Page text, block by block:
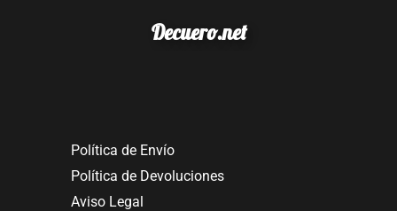
Decuero.net
Política de Envío
Política de Devoluciones
Aviso Legal